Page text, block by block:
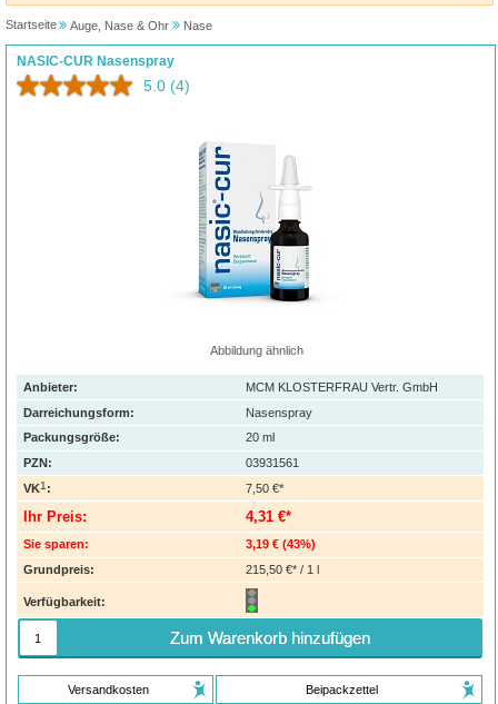
Startseite Auge, Nase & Ohr Nase
NASIC-CUR Nasenspray
5.0 (4)
Abbildung ähnlich
Anbieter:
MCM KLOSTERFRAU Vertr. GmbH
Darreichungsform:
Nasenspray
Packungsgröße:
20 ml
PZN:
03931561
VK1: 7,50 €*
Ihr Preis: 4,31 €*
Sie sparen: 3,19 € (43%)
Grundpreis:
215,50 €* / 1 l
Verfügbarkeit:
Zum Warenkorb hinzufügen
Versandkosten Beipackzettel